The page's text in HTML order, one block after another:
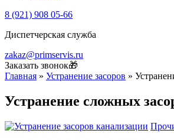
8 (921) 908 05-66
Диспетчерская служба
zakaz@primservis.ru
Заказать звонок🎁
Главная » Устранение засоров »
Устранение сложных